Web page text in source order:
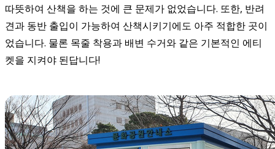
따뜻하여 산책을 하는 것에 큰 문제가 없었습니다. 또한, 반려
견과 동반 출입이 가능하여 산책시키기에도 아주 적합한 곳이
었습니다. 물론 목줄 착용과 배변 수거와 같은 기본적인 에티
켓을 지켜야 된답니다!